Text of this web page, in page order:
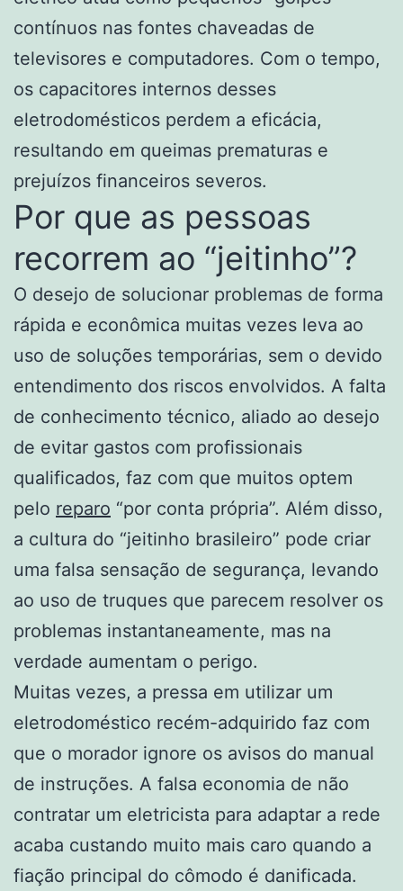
contínuos nas fontes chaveadas de
televisores e computadores. Com o tempo,
os capacitores internos desses
eletrodomésticos perdem a eficácia,
resultando em queimas prematuras e
prejuízos financeiros severos.
Por que as pessoas
recorrem ao “jeitinho”?
O desejo de solucionar problemas de forma
rápida e econômica muitas vezes leva ao
uso de soluções temporárias, sem o devido
entendimento dos riscos envolvidos. A falta
de conhecimento técnico, aliado ao desejo
de evitar gastos com profissionais
qualificados, faz com que muitos optem
pelo reparo “por conta própria”. Além disso,
a cultura do “jeitinho brasileiro” pode criar
uma falsa sensação de segurança, levando
ao uso de truques que parecem resolver os
problemas instantaneamente, mas na
verdade aumentam o perigo.
Muitas vezes, a pressa em utilizar um
eletrodoméstico recém-adquirido faz com
que o morador ignore os avisos do manual
de instruções. A falsa economia de não
contratar um eletricista para adaptar a rede
acaba custando muito mais caro quando a
fiação principal do cômodo é danificada.